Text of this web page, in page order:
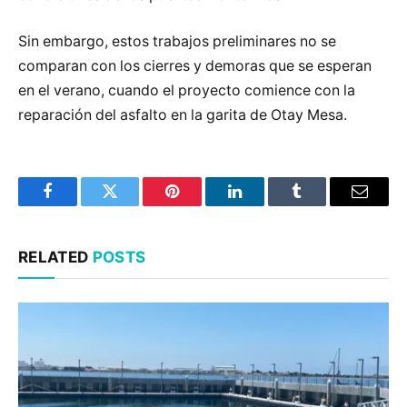
Sin embargo, estos trabajos preliminares no se
comparan con los cierres y demoras que se esperan
en el verano, cuando el proyecto comience con la
reparación del asfalto en la garita de Otay Mesa.
FacebookTwitter Pinterest LinkedInTumblr Email
RELATED POSTS